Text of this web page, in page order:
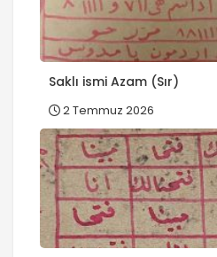
Saklı ismi Azam (Sır)
2 Temmuz 2026